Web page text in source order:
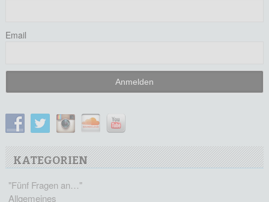
Email
KATEGORIEN
"Fünf Fragen an…"
Allgemeines